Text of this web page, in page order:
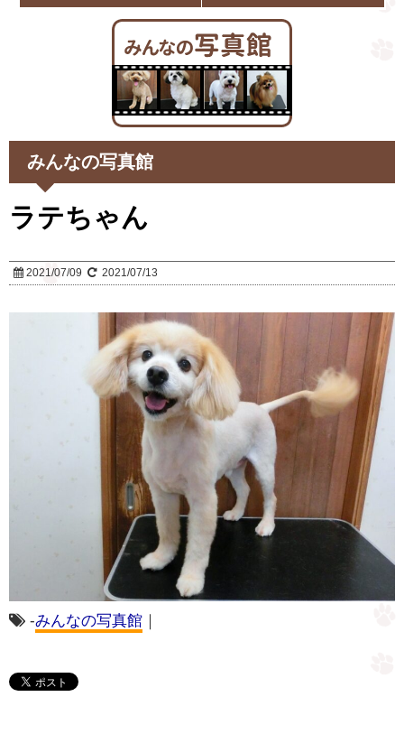
みんなの写真館
ラテちゃん
2021/07/09 2021/07/13
-みんなの写真館 ｜